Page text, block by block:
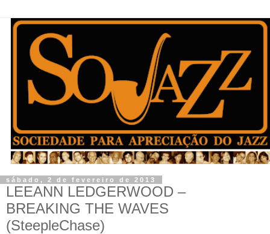
sábado, 2 de fevereiro de 2013
LEEANN LEDGERWOOD –
BREAKING THE WAVES
(SteepleChase)